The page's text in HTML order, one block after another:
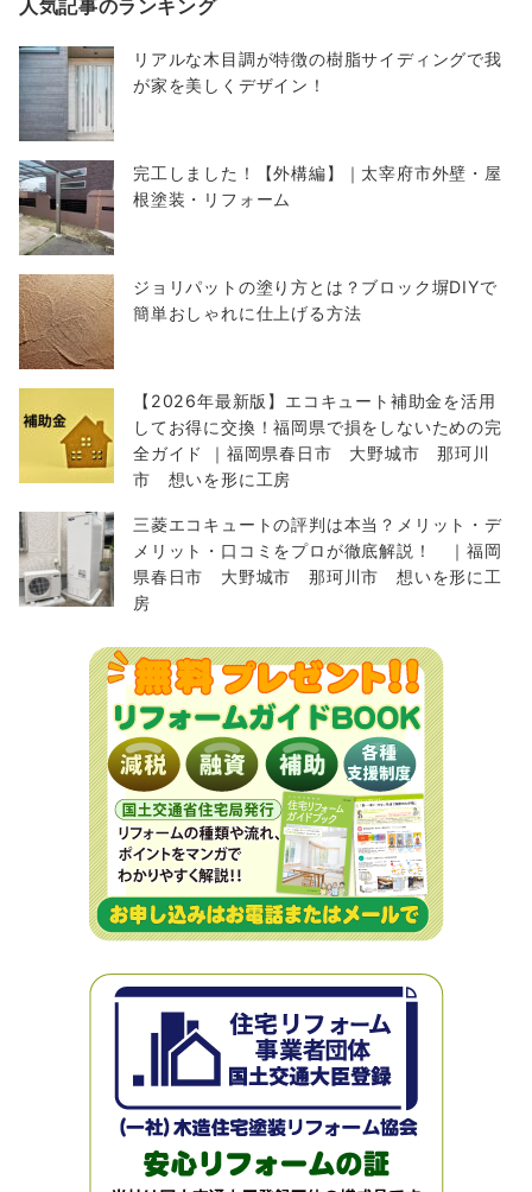
人気記事のランキング
リアルな木目調が特徴の樹脂サイディングで我
が家を美しくデザイン！
完工しました！【外構編】｜太宰府市外壁・屋
根塗装・リフォーム
ジョリパットの塗り方とは？ブロック塀DIYで
簡単おしゃれに仕上げる方法
【2026年最新版】エコキュート補助金を活用
してお得に交換！福岡県で損をしないための完
全ガイド ｜福岡県春日市 大野城市 那珂川
市 想いを形に工房
三菱エコキュートの評判は本当？メリット・デ
メリット・口コミをプロが徹底解説！ ｜福岡
県春日市 大野城市 那珂川市 想いを形に工
房